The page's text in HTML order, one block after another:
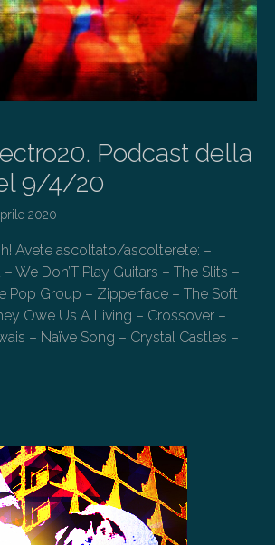
Podcast della
9/4/20
2020
Avete ascoltato/ascolterete: –
We Don’T Play Guitars – The Slits –
Pop Group – Zipperface – The Soft
Owe Us A Living – Crossover –
– Naïve Song – Crystal Castles –